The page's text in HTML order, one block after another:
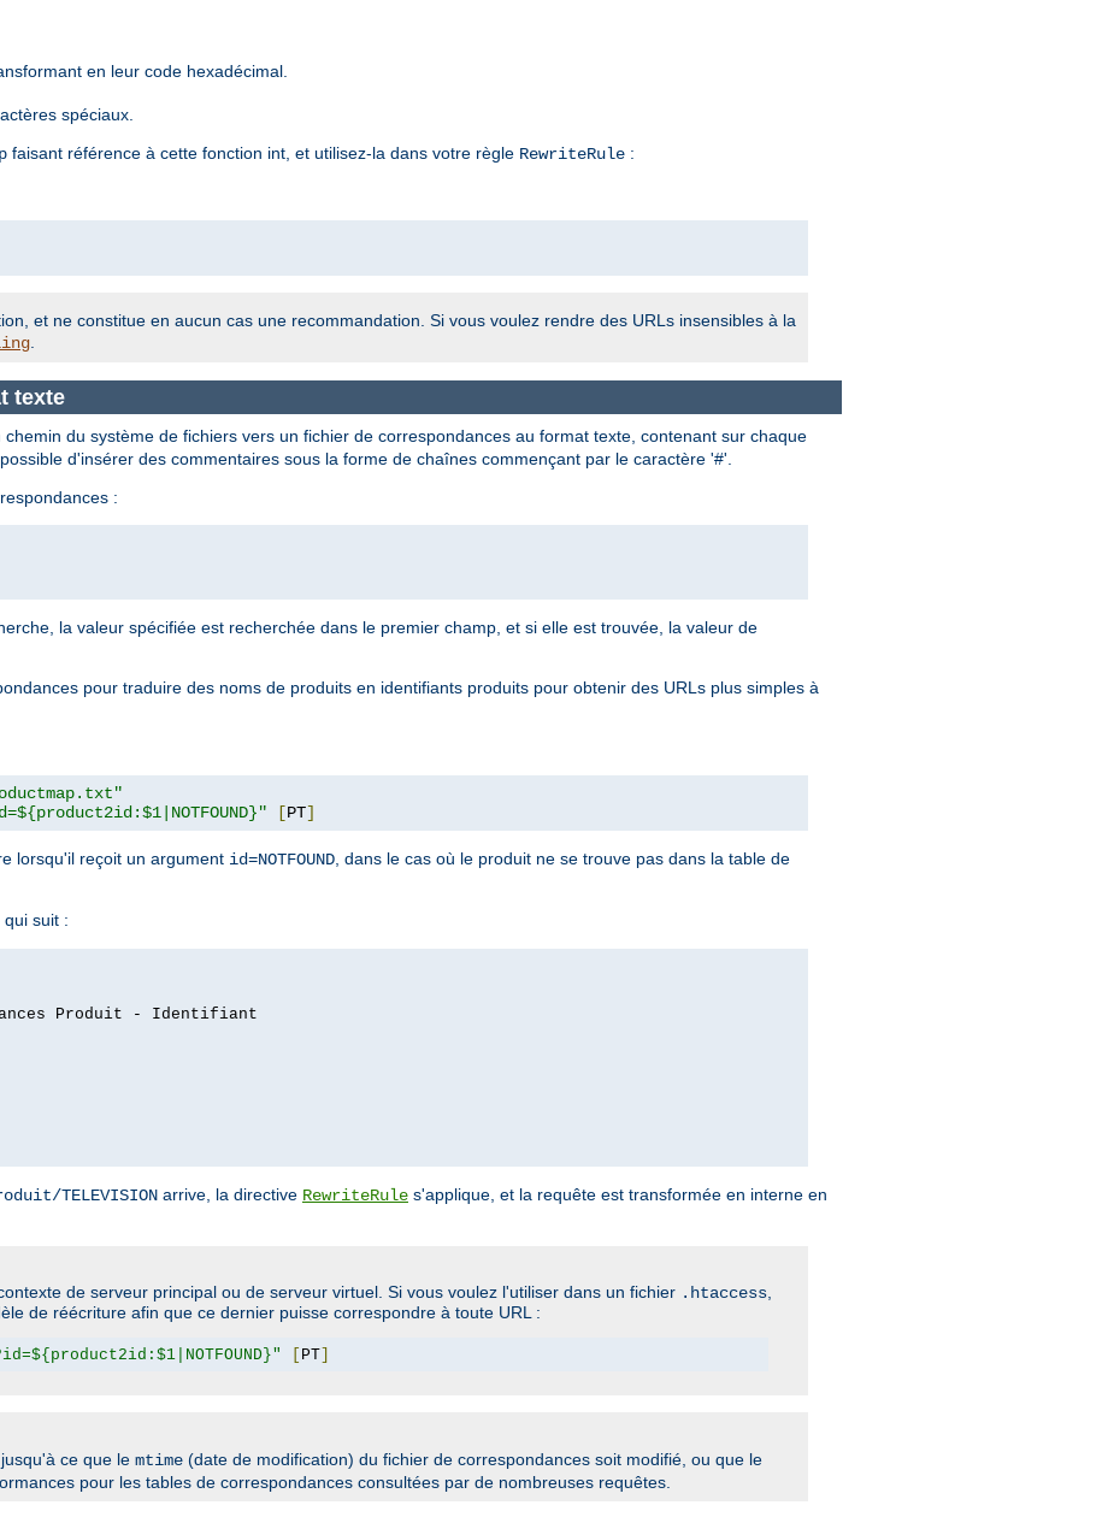
en leur code hexadécimal.
spéciaux.
faisant référence à cette fonction int, et utilisez-la dans votre règle RewriteRule :
et ne constitue en aucun cas une recommandation. Si vous voulez rendre des URLs insensibles à la
texte
du système de fichiers vers un fichier de correspondances au format texte, contenant sur chaque
d'insérer des commentaires sous la forme de chaînes commençant par le caractère '#'.
:
la valeur spécifiée est recherchée dans le premier champ, et si elle est trouvée, la valeur de
pour traduire des noms de produits en identifiants produits pour obtenir des URLs plus simples à
[PT]
lorsqu'il reçoit un argument id=NOTFOUND, dans le cas où le produit ne se trouve pas dans la table de
suit :
Produit - Identifiant
TELEVISION arrive, la directive RewriteRule s'applique, et la requête est transformée en interne en
de serveur principal ou de serveur virtuel. Si vous voulez l'utiliser dans un fichier .htaccess,
de réécriture afin que ce dernier puisse correspondre à toute URL :
PT]
ce que le mtime (date de modification) du fichier de correspondances soit modifié, ou que le
pour les tables de correspondances consultées par de nombreuses requêtes.